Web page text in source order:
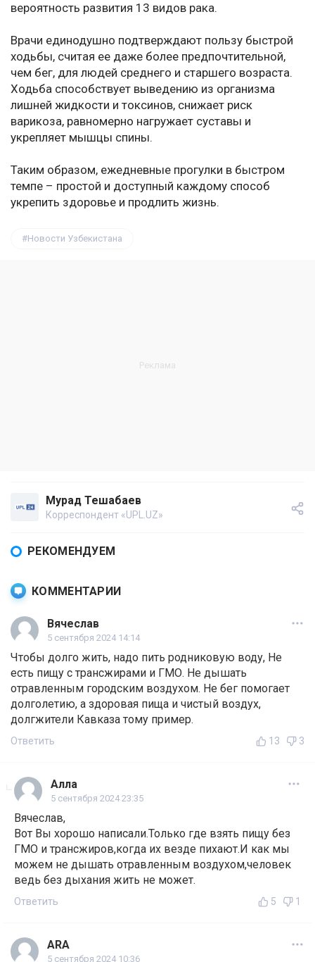
вероятность развития 13 видов рака.
Врачи единодушно подтверждают пользу быстрой
ходьбы, считая ее даже более предпочтительной,
чем бег, для людей среднего и старшего возраста.
Ходьба способствует выведению из организма
лишней жидкости и токсинов, снижает риск
варикоза, равномерно нагружает суставы и
укрепляет мышцы спины.
Таким образом, ежедневные прогулки в быстром
темпе – простой и доступный каждому способ
укрепить здоровье и продлить жизнь.
Новости Узбекистана
Мурад Тешабаев
Корреспондент «UPL.UZ»
РЕКОМЕНДУЕМ
КОММЕНТАРИИ
Вячеслав
5 сентября 2024 14:14
Чтобы долго жить, надо пить родниковую воду, Не
есть пищу с трансжирами и ГМО. Не дышать
отравленным городским воздухом. Не бег помогает
долголетию, а здоровая пища и чистый воздух,
долгжители Кавказа тому пример.
Ответить 13 3
Алла
5 сентября 2024 23:35
Вячеслав,
Вот Вы хорошо написали.Только где взять пищу без
ГМО и трансжиров,когда их везде пихают.И как мы
можем не дышать отравленным воздухом,человек
ведь без дыхания жить не может.
Ответить 5 1
ARA
5 сентября 2024 10:36